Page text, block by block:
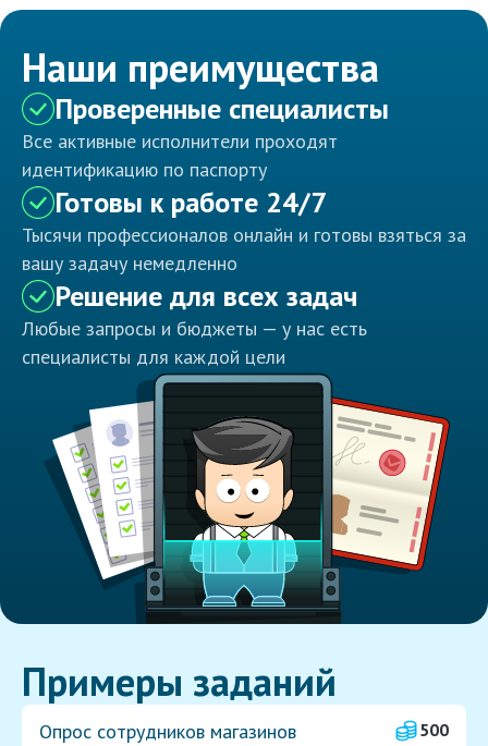
Наши преимущества
Проверенные специалисты
Все активные исполнители проходят
идентификацию по паспорту
Готовы к работе 24/7
Тысячи профессионалов онлайн и готовы взяться за
вашу задачу немедленно
Решение для всех задач
Любые запросы и бюджеты — у нас есть
специалисты для каждой цели
Примеры заданий
Опрос сотрудников магазинов
500